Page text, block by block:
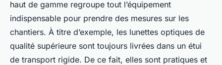
haut de gamme regroupe tout l’équipement
indispensable pour prendre des mesures sur les
chantiers. À titre d’exemple, les lunettes optiques de
qualité supérieure sont toujours livrées dans un étui
de transport rigide. De ce fait, elles sont pratiques et